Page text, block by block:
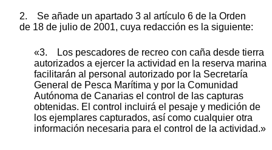
2. Se añade un apartado 3 al artículo 6 de la Orden
de 18 de julio de 2001, cuya redacción es la siguiente:
«3. Los pescadores de recreo con caña desde tierra
autorizados a ejercer la actividad en la reserva marina
facilitarán al personal autorizado por la Secretaría
General de Pesca Marítima y por la Comunidad
Autónoma de Canarias el control de las capturas
obtenidas. El control incluirá el pesaje y medición de
los ejemplares capturados, así como cualquier otra
información necesaria para el control de la actividad.»